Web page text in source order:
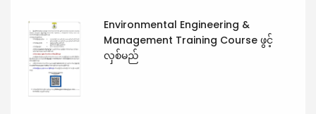
Environmental Engineering &
Management Training Course ဖွင့်
လှစ်မည်